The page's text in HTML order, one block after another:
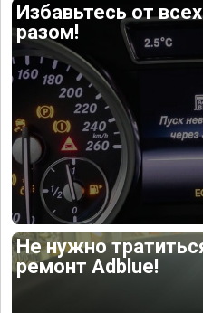
Избавьтесь от
разом!
Не нужно
ремонт Adblue!